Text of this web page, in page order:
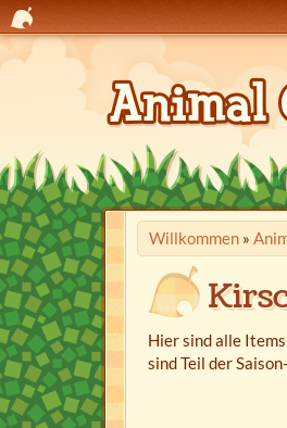
Willkommen»
Hier sind alle
sind Teil der